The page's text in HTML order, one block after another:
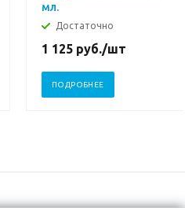
мл.
Достаточно
1 125 руб./шт
ПОДРОБНЕЕ